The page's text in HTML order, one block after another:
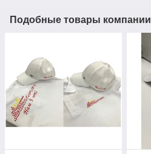
Подобные товары компании